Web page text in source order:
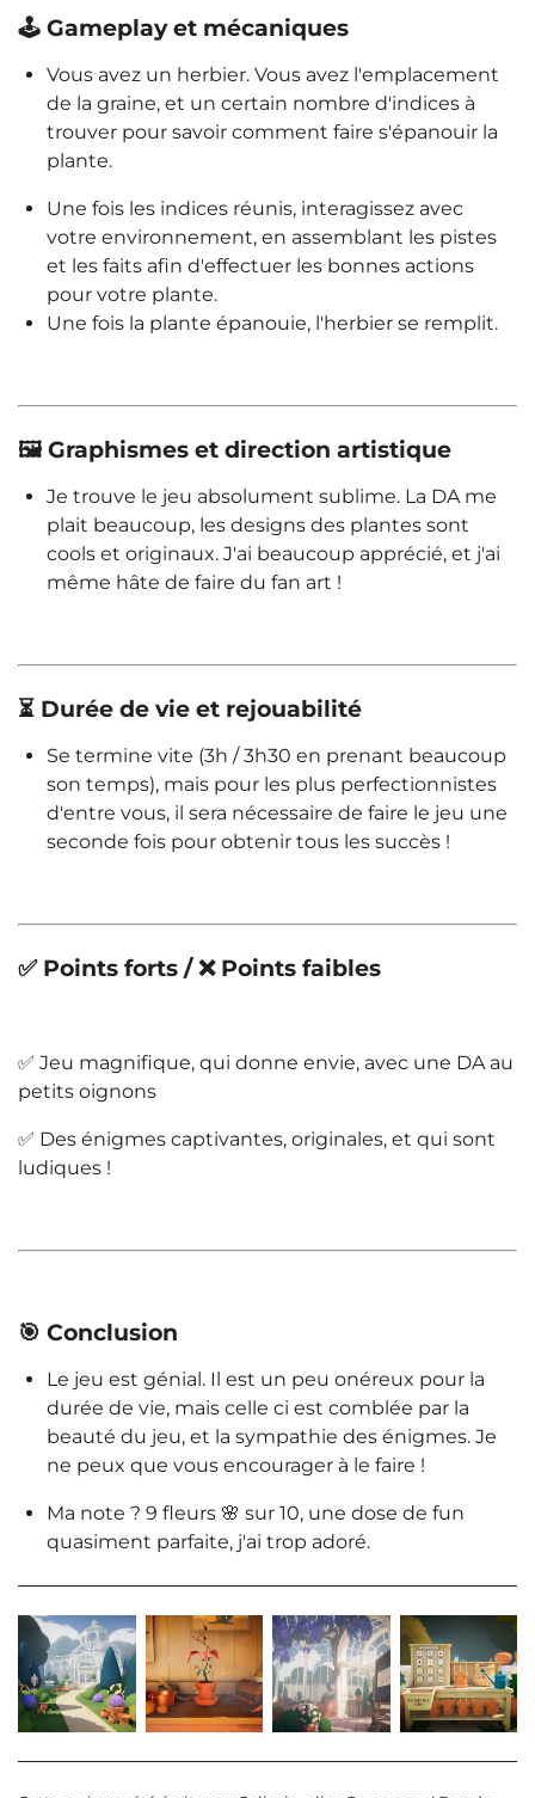
🕹️ Gameplay et mécaniques
Vous avez un herbier. Vous avez l'emplacement
de la graine, et un certain nombre d'indices à
trouver pour savoir comment faire s'épanouir la
plante.
Une fois les indices réunis, interagissez avec
votre environnement, en assemblant les pistes
et les faits afin d'effectuer les bonnes actions
pour votre plante.
Une fois la plante épanouie, l'herbier se remplit.
🖼️ Graphismes et direction artistique
Je trouve le jeu absolument sublime. La DA me
plait beaucoup, les designs des plantes sont
cools et originaux. J'ai beaucoup apprécié, et j'ai
même hâte de faire du fan art !
⏳ Durée de vie et rejouabilité
Se termine vite (3h / 3h30 en prenant beaucoup
son temps), mais pour les plus perfectionnistes
d'entre vous, il sera nécessaire de faire le jeu une
seconde fois pour obtenir tous les succès !
✅ Points forts / ❌ Points faibles
✅ Jeu magnifique, qui donne envie, avec une DA au
petits oignons
✅ Des énigmes captivantes, originales, et qui sont
ludiques !
🎯 Conclusion
Le jeu est génial. Il est un peu onéreux pour la
durée de vie, mais celle ci est comblée par la
beauté du jeu, et la sympathie des énigmes. Je
ne peux que vous encourager à le faire !
Ma note ? 9 fleurs 🌸 sur 10, une dose de fun
quasiment parfaite, j'ai trop adoré.